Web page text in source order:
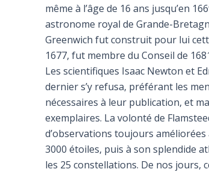
même à l’âge de 16 ans jusqu’en
astronome royal de Grande-
Greenwich fut construit pour lui
1677, fut membre du Conseil de
Les scientifiques Isaac Newton et
dernier s’y refusa, préférant les
nécessaires à leur publication, et
exemplaires. La volonté de
d’observations toujours
3000 étoiles, puis à son splendide
les 25 constellations. De nos jours,